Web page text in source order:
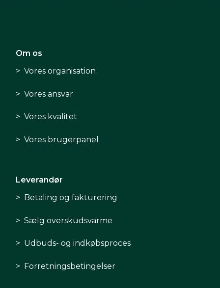
Om os
Vores organisation
Vores ansvar
Vores kvalitet
Vores brugerpanel
Leverandør
Betaling og fakturering
Sælg overskudsvarme
Udbuds- og indkøbsproces
Forretningsbetingelser